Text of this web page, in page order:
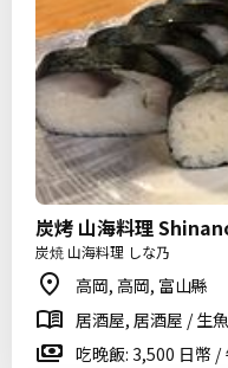
炭烤 山海料理
炭焼 山海料理 しな乃
高岡, 高岡, 富山縣
居酒屋, 居酒屋 / 生
吃晚飯: 3,500 日幣 /